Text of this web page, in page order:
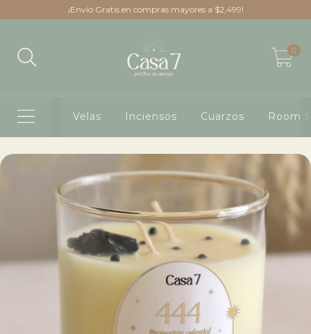
¡Envío Gratis en compras mayores a $2,499!
0
Velas Inciensos Cuarzos Room